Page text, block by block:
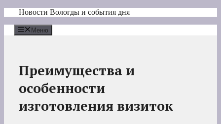
Перейти
содержимому
Новости Вологды и события дня
Меню
Преимущества и
особенности
изготовления визиток